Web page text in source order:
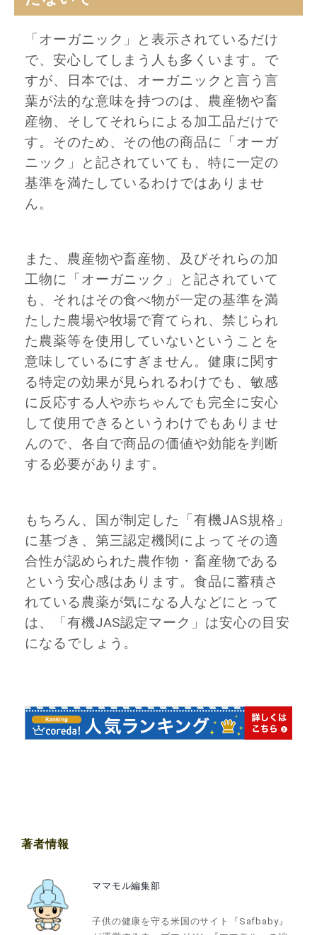
「オーガニック」と表示されているだけ
で、安心してしまう人も多くいます。で
すが、日本では、オーガニックと言う言
葉が法的な意味を持つのは、農産物や畜
産物、そしてそれらによる加工品だけで
す。そのため、その他の商品に「オーガ
ニック」と記されていても、特に一定の
基準を満たしているわけではありませ
ん。
また、農産物や畜産物、及びそれらの加
工物に「オーガニック」と記されていて
も、それはその食べ物が一定の基準を満
たした農場や牧場で育てられ、禁じられ
た農薬等を使用していないということを
意味しているにすぎません。健康に関す
る特定の効果が見られるわけでも、敏感
に反応する人や赤ちゃんでも完全に安心
して使用できるというわけでもありませ
んので、各自で商品の価値や効能を判断
する必要があります。
もちろん、国が制定した「有機JAS規格」
に基づき、第三認定機関によってその適
合性が認められた農作物・畜産物である
という安心感はあります。食品に蓄積さ
れている農薬が気になる人などにとって
は、「有機JAS認定マーク」は安心の目安
になるでしょう。
著者情報
ママモル編集部
子供の健康を守る米国のサイト『Safbaby』